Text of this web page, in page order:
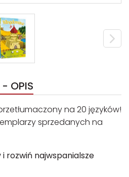
OPIS
na 20 języków!
sprzedanych na
rozwiń najwspanialsze